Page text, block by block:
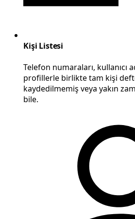
Kişi Listesi
Telefon numaraları, kullanıcı
profillerle birlikte tam kişi
kaydedilmemiş veya yakın
bile.